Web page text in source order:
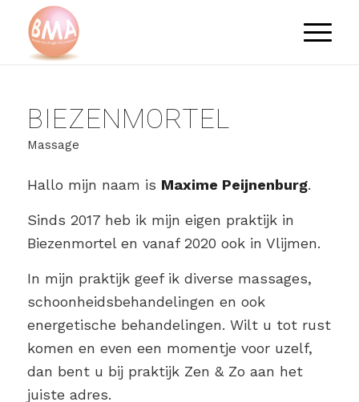
BIEZENMORTEL
Massage
Hallo mijn naam is Maxime Peijnenburg.
Sinds 2017 heb ik mijn eigen praktijk in
Biezenmortel en vanaf 2020 ook in Vlijmen.
In mijn praktijk geef ik diverse massages,
schoonheidsbehandelingen en ook
energetische behandelingen. Wilt u tot rust
komen en even een momentje voor uzelf,
dan bent u bij praktijk Zen & Zo aan het
juiste adres.